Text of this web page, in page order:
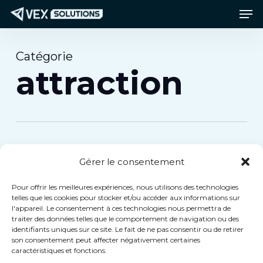
Gérer le consentement
Pour offrir les meilleures expériences, nous utilisons des technologies
telles que les cookies pour stocker et/ou accéder aux informations sur
l'appareil. Le consentement à ces technologies nous permettra de
traiter des données telles que le comportement de navigation ou des
identifiants uniques sur ce site. Le fait de ne pas consentir ou de retirer
son consentement peut affecter négativement certaines
caractéristiques et fonctions.
Passer
principal
Catégorie
attraction
VEX
PartyDash :
une
expérience
attraction
Présentation
PartyDash :
d'arcade
en réalité
mixte
Menu